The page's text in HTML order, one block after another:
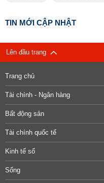
TIN MỚI CẬP NHẬT
Lên đầu trang
Trang chủ
Tài chính - Ngân hàng
Bất động sản
Tài chính quốc tế
Kinh tế số
Sống